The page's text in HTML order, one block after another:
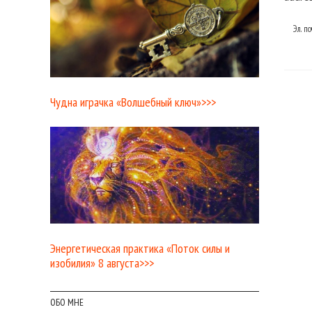
Эл.
Чудна играчка «Волшебный ключ»>>>
Энергетическая практика «Поток силы и
изобилия» 8 августа>>>
ОБО МНЕ